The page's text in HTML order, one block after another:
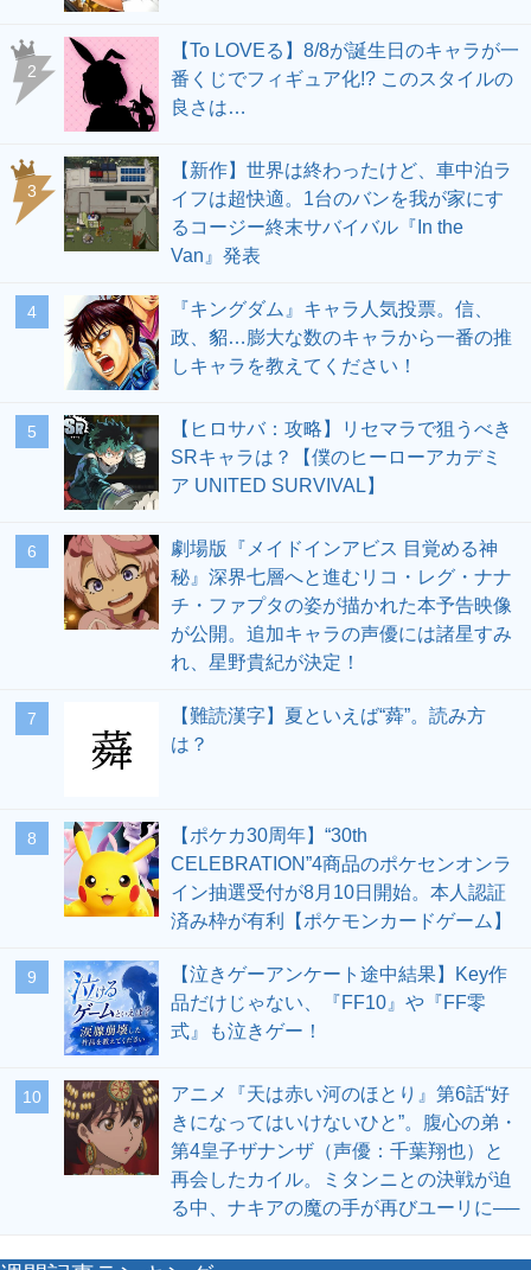
2
【To LOVEる】8/8が誕生日のキャラが一
番くじでフィギュア化!? このスタイルの
良さは…
3
【新作】世界は終わったけど、車中泊ラ
イフは超快適。1台のバンを我が家にす
るコージー終末サバイバル『In the
Van』発表
4
『キングダム』キャラ人気投票。信、
政、貂…膨大な数のキャラから一番の推
しキャラを教えてください！
5
【ヒロサバ：攻略】リセマラで狙うべき
SRキャラは？【僕のヒーローアカデミ
ア UNITED SURVIVAL】
6
劇場版『メイドインアビス 目覚める神
秘』深界七層へと進むリコ・レグ・ナナ
チ・ファプタの姿が描かれた本予告映像
が公開。追加キャラの声優には諸星すみ
れ、星野貴紀が決定！
7
【難読漢字】夏といえば“蕣”。読み方
は？
8
【ポケカ30周年】“30th
CELEBRATION”4商品のポケセンオンラ
イン抽選受付が8月10日開始。本人認証
済み枠が有利【ポケモンカードゲーム】
9
【泣きゲーアンケート途中結果】Key作
品だけじゃない、『FF10』や『FF零
式』も泣きゲー！
10
アニメ『天は赤い河のほとり』第6話“好
きになってはいけないひと”。腹心の弟・
第4皇子ザナンザ（声優：千葉翔也）と
再会したカイル。ミタンニとの決戦が迫
る中、ナキアの魔の手が再びユーリに──